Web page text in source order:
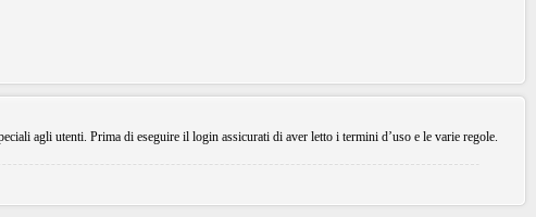
agli utenti. Prima di eseguire il login assicurati di aver letto i termini d’uso e le varie regole.